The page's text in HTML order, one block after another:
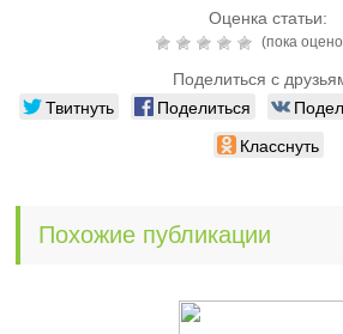
Оценка статьи:
(пока
Поделиться с
Твитнуть Поделиться
Класснуть
Похожие публикации